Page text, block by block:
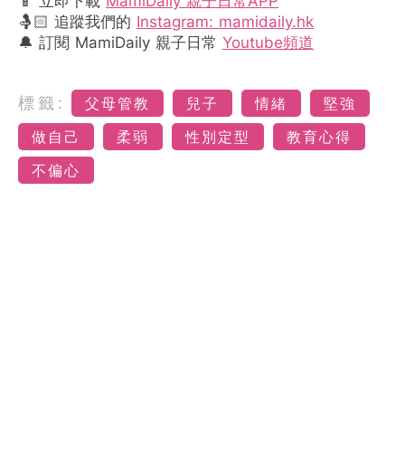
🤱🏻 追蹤我們的 Instagram: mamidaily.hk
🔔 訂閱 MamiDaily 親子日常 Youtube頻道
標籤: 父母管教 兒子 情緒
堅強
做自己
柔弱 性別定型
教育心得
不偏心